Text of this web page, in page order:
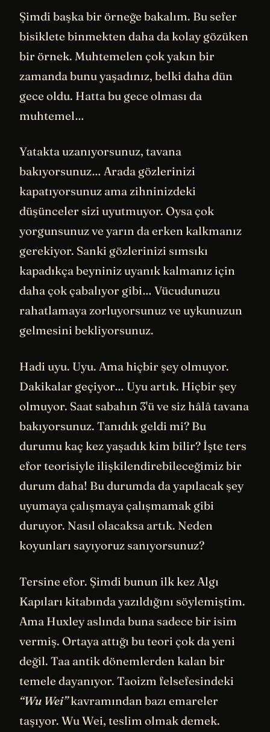
Şimdi başka bir örneğe bakalım. Bu sefer
bisiklete binmekten daha da kolay gözüken
bir örnek. Muhtemelen çok yakın bir
zamanda bunu yaşadınız, belki daha dün
gece oldu. Hatta bu gece olması da
muhtemel…
Yatakta uzanıyorsunuz, tavana
bakıyorsunuz… Arada gözlerinizi
kapatıyorsunuz ama zihninizdeki
düşünceler sizi uyutmuyor. Oysa çok
yorgunsunuz ve yarın da erken kalkmanız
gerekiyor. Sanki gözlerinizi sımsıkı
kapadıkça beyniniz uyanık kalmanız için
daha çok çabalıyor gibi… Vücudunuzu
rahatlamaya zorluyorsunuz ve uykunuzun
gelmesini bekliyorsunuz.
Hadi uyu. Uyu. Ama hiçbir şey olmuyor.
Dakikalar geçiyor… Uyu artık. Hiçbir şey
olmuyor. Saat sabahın 3'ü ve siz hâlâ tavana
bakıyorsunuz. Tanıdık geldi mi? Bu
durumu kaç kez yaşadık kim bilir? İşte ters
efor teorisiyle ilişkilendirebileceğimiz bir
durum daha! Bu durumda da yapılacak şey
uyumaya çalışmaya çalışmamak gibi
duruyor. Nasıl olacaksa artık. Neden
koyunları sayıyoruz sanıyorsunuz?
Tersine efor. Şimdi bunun ilk kez Algı
Kapıları kitabında yazıldığını söylemiştim.
Ama Huxley aslında buna sadece bir isim
vermiş. Ortaya attığı bu teori çok da yeni
değil. Taa antik dönemlerden kalan bir
temele dayanıyor. Taoizm felsefesindeki
“Wu Wei”kavramından bazı emareler
taşıyor. Wu Wei, teslim olmak demek.